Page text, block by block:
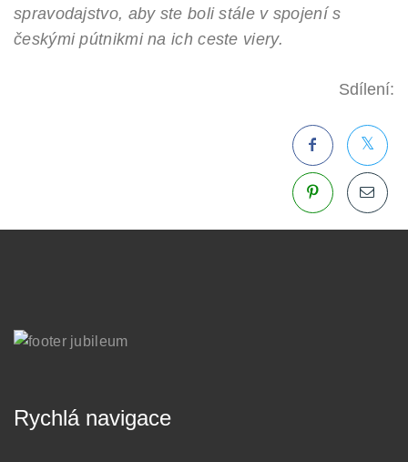
spravodajstvo, aby ste boli stále v spojení s
českými pútnikmi na ich ceste viery.
Sdílení:
Rychlá navigace